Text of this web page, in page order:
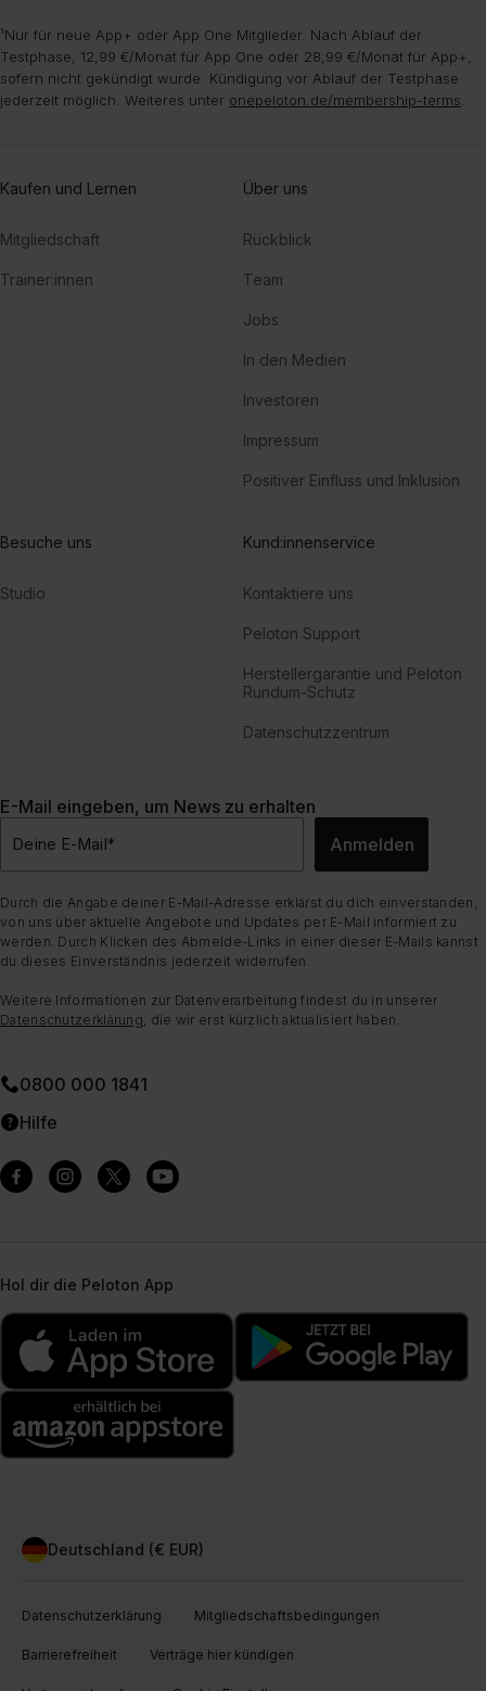
¹Nur für neue App+ oder App One Mitglieder. Nach Ablauf der
Testphase, 12,99 €/Monat für App One oder 28,99 €/Monat für App+,
sofern nicht gekündigt wurde. Kündigung vor Ablauf der Testphase
jederzeit möglich. Weiteres unter onepeloton.de/membership-terms
Kaufen und Lernen
Mitgliedschaft
Trainer:innen
Über uns
Rückblick
Team
Jobs
In den Medien
Investoren
Impressum
Positiver Einfluss und Inklusion
Besuche uns
Studio
Kund:innenservice
Kontaktiere uns
Peloton Support
Herstellergarantie und Peloton
Rundum-Schutz
Datenschutzzentrum
E-Mail eingeben, um News zu erhalten
Deine E-Mail* Anmelden
Durch die Angabe deiner E-Mail-Adresse erklärst du dich einverstanden,
von uns über aktuelle Angebote und Updates per E-Mail informiert zu
werden. Durch Klicken des Abmelde-Links in einer dieser E-Mails kannst
du dieses Einverständnis jederzeit widerrufen.
Weitere Informationen zur Datenverarbeitung findest du in unserer
Datenschutzerklärung , die wir erst kürzlich aktualisiert haben.
0800 000 1841
Hilfe
Hol dir die Peloton App
Deutschland (€ EUR)
Datenschutzerklärung Mitgliedschaftsbedingungen
Barrierefreiheit Verträge hier kündigen